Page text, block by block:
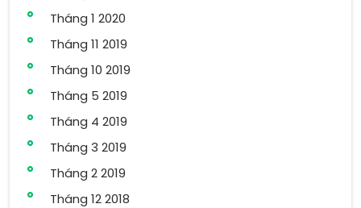
Tháng 1 2020
Tháng 11 2019
Tháng 10 2019
Tháng 5 2019
Tháng 4 2019
Tháng 3 2019
Tháng 2 2019
Tháng 12 2018